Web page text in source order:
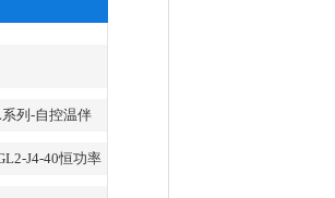
列-自控温伴
J4-40恒功率